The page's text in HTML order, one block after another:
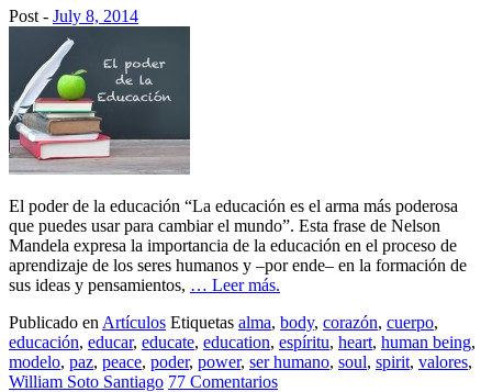
Post - July 8, 2014
El poder de la educación “La educación es el arma más poderosa
que puedes usar para cambiar el mundo”. Esta frase de Nelson
Mandela expresa la importancia de la educación en el proceso de
aprendizaje de los seres humanos y –por ende– en la formación de
sus ideas y pensamientos, … Leer más.
Publicado en Artículos Etiquetas alma, body, corazón, cuerpo,
educación, educar, educate, education, espíritu, heart, human being,
modelo, paz, peace, poder, power, ser humano, soul, spirit, valores,
William Soto Santiago 77 Comentarios